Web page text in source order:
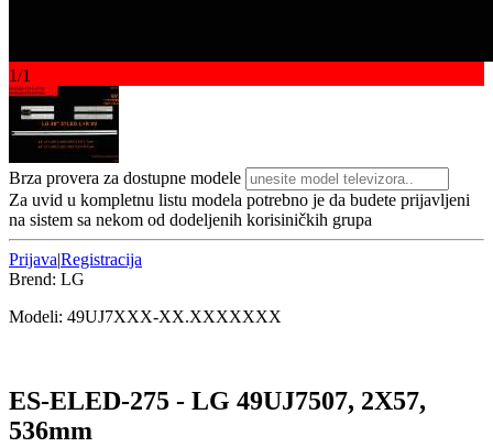
1/1
Brza provera za dostupne modele
Za uvid u kompletnu listu modela potrebno je da budete prijavljeni
na sistem sa nekom od dodeljenih korisiničkih grupa
Prijava|Registracija
Brend: LG
Modeli: 49UJ7XXX-XX.XXXXXXX
ES-ELED-275 - LG 49UJ7507, 2X57,
536mm